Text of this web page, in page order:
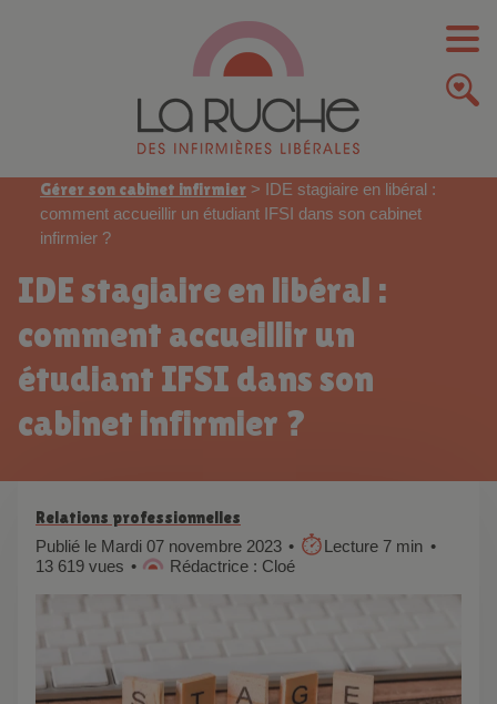
Gérer son cabinet infirmier > IDE stagiaire en libéral :
comment accueillir un étudiant IFSI dans son cabinet
infirmier ?
IDE stagiaire en libéral :
comment accueillir un
étudiant IFSI dans son
cabinet infirmier ?
Relations professionnelles
Publié le Mardi 07 novembre 2023
Lecture 7 min
13 619 vues
Rédactrice : Cloé